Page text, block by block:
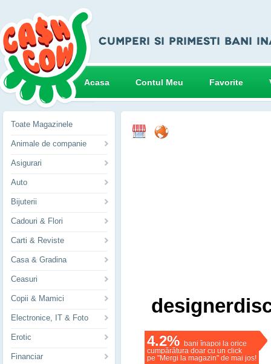
Acasa Contul Meu Favorite
4.2% bani înapoi la orice
cumpărătura doar cu un click
pe "Mergi la magazin" de mai jos!
Toate Magazinele
Animale de companie
Asigurari
Auto
Bijuterii
Cadouri & Flori
Carti & Reviste
Casa & Gradina
Ceasuri
Copii & Mamici
Electronice, IT & Foto
Erotic
Financiar